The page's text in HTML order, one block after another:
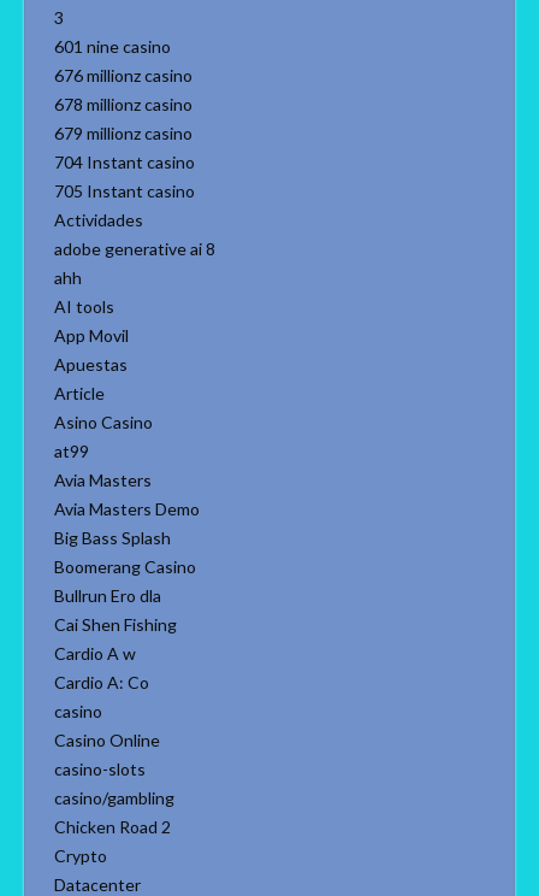
3
601 nine casino
676 millionz casino
678 millionz casino
679 millionz casino
704 Instant casino
705 Instant casino
Actividades
adobe generative ai 8
ahh
AI tools
App Movil
Apuestas
Article
Asino Casino
at99
Avia Masters
Avia Masters Demo
Big Bass Splash
Boomerang Casino
Bullrun Ero dla
Cai Shen Fishing
Cardio A w
Cardio A: Co
casino
Casino Online
casino-slots
casino/gambling
Chicken Road 2
Crypto
Datacenter